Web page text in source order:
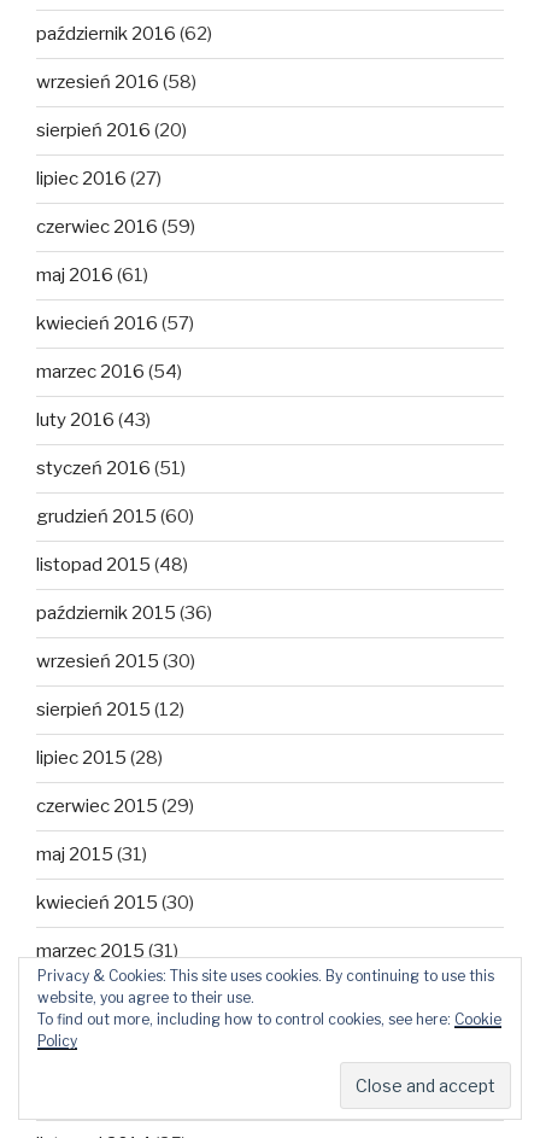
październik 2016 (62)
wrzesień 2016 (58)
sierpień 2016 (20)
lipiec 2016 (27)
czerwiec 2016 (59)
maj 2016 (61)
kwiecień 2016 (57)
marzec 2016 (54)
luty 2016 (43)
styczeń 2016 (51)
grudzień 2015 (60)
listopad 2015 (48)
październik 2015 (36)
wrzesień 2015 (30)
sierpień 2015 (12)
lipiec 2015 (28)
czerwiec 2015 (29)
maj 2015 (31)
kwiecień 2015 (30)
marzec 2015 (31)
luty 2015(28)
styczeń 2015
Privacy & Cookies: This site uses cookies. By continuing to use this
website, you agree to their use.
To find out more, including how to control cookies, see here: Cookie
Policy